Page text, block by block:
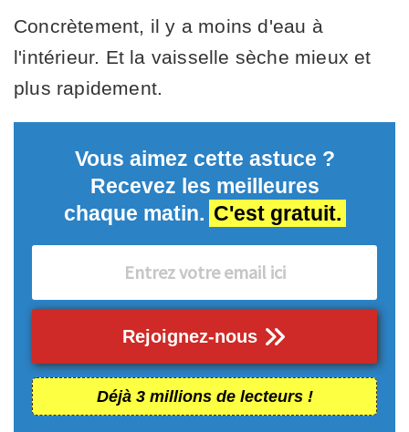
Concrètement, il y a moins d'eau à
l'intérieur. Et la vaisselle sèche mieux et
plus rapidement.
Vous aimez cette astuce ?
Recevez les meilleures
chaque matin. C'est gratuit.
Rejoignez-nous
Déjà 3 millions de lecteurs !